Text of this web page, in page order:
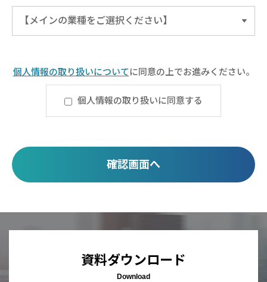
個人情報の​取り扱いについて​に同意の上でお進みください。
個人情報の取り扱いに同意する
資料ダウンロード
Download